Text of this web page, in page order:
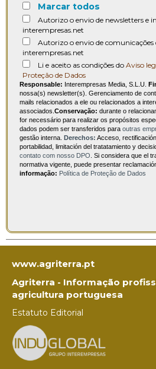
Marcar todos
Autorizo o envio de newsletters e
interempresas.net
Autorizo o envio de comunicações
interempresas.net
Li e aceito as condições do Aviso
Proteção de Dados
Responsable: Interempresas Media, S.L.U.
nossa(s) newsletter(s). Gerenciamento de
mails relacionados a ele ou relacionados a
associados. Conservação: durante o
for necessário para realizar os propósitos
dados podem ser transferidos para outras
gestão interna. Derechos: Acceso,
portabilidad, limitación del tratatamiento y
contato com nosso DPO . Si considera que el
normativa vigente, puede presentar
informação: Política de Proteção de Dados
www.agriterra.pt
Agriterra - Informação
agricultura portuguesa
Estatuto Editorial